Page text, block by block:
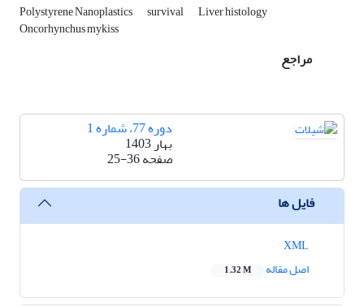
Polystyrene Nanoplastics survival Liver histology
Oncorhynchus mykiss
مراجع
دوره 77، شماره 1
بهار 1403
صفحه25-36
فایل ها
اصل مقاله
1.32 M